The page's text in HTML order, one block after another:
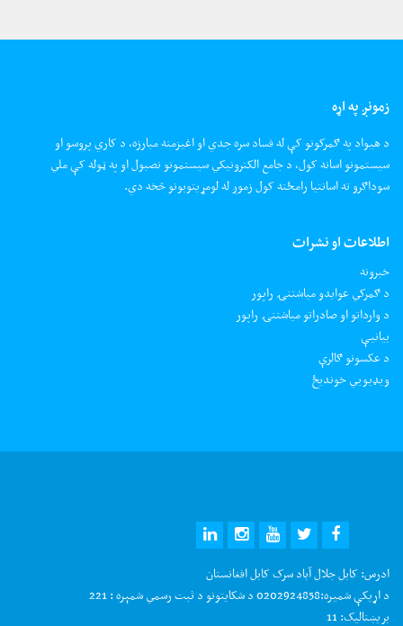
زمونږ په اړه
د هیواد په ګمرکونو کې له فساد سره جدي او اغیزمنه مبارزه، د کاري پروسو او
سیستمونو اسانه کول، د جامع الکترونیکي سیستمونو نصبول او په ټوله کې ملي
سوداګرو ته اسانتیا رامځته کول زموږ له لومړیتوبونو څخه دي.
اطلاعات او نشرات
خبرونه
د ګمرکي عوایدو میاشتنۍ راپور
د وارداتو او صادراتو میاشتنۍ راپور
بیانیې
د عکسونو ګالرې
ويډيويي خونديځ
ادرس:کابل جلال آباد سرک کابل افغانستان
د اړیکې شمیره:0202924858 د شکایتونو د ثبت رسمي شمېره : 221
بریښنالیک: